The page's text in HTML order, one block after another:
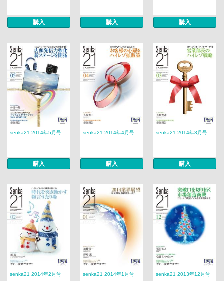
購入 購入 購入
senka21 2014年5月号
購入
senka21 2014年4月号
購入
senka21 2014年3月号
購入
senka21 2014年2月号 senka21 2014年1月号 senka21 2013年12月号